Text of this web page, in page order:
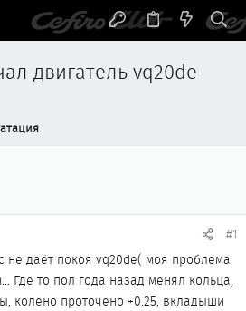
двигатель vq20de
#1
не даёт покоя vq20de( моя проблема
Где то пол года назад менял кольца,
колено проточено +0.25, вкладыши